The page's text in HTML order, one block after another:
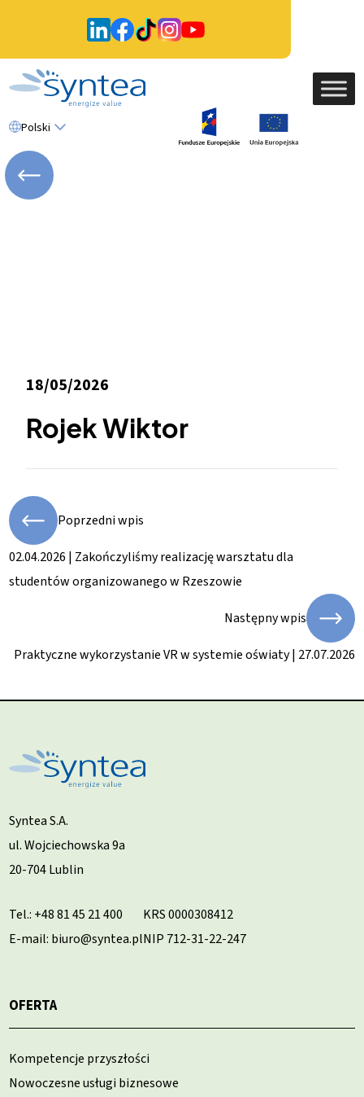
Polski
18/05/2026
Rojek Wiktor
Poprzedni wpis
02.04.2026 | Zakończyliśmy realizację warsztatu dla
studentów organizowanego w Rzeszowie
Następny wpis
Praktyczne wykorzystanie VR w systemie oświaty | 27.07.2026
Syntea S.A.
ul. Wojciechowska 9a
20-704 Lublin
Tel.: +48 81 45 21 400
E-mail: biuro@syntea.pl
KRS 0000308412
NIP 712-31-22-247
OFERTA
Kompetencje przyszłości
Nowoczesne usługi biznesowe